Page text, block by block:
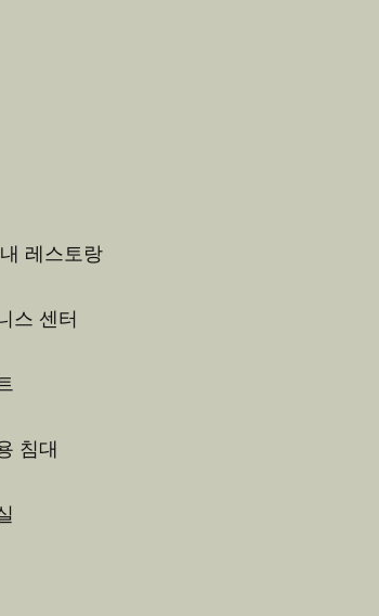
레스토랑
스 센터
침대